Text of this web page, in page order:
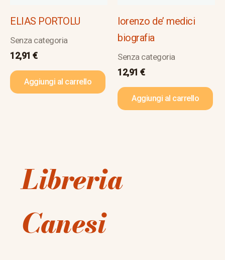
ELIAS PORTOLU
Senza categoria
12,91 €
Aggiungi al carrello
lorenzo de’ medici
biografia
Senza categoria
12,91 €
Aggiungi al carrello
Libreria
Canesi